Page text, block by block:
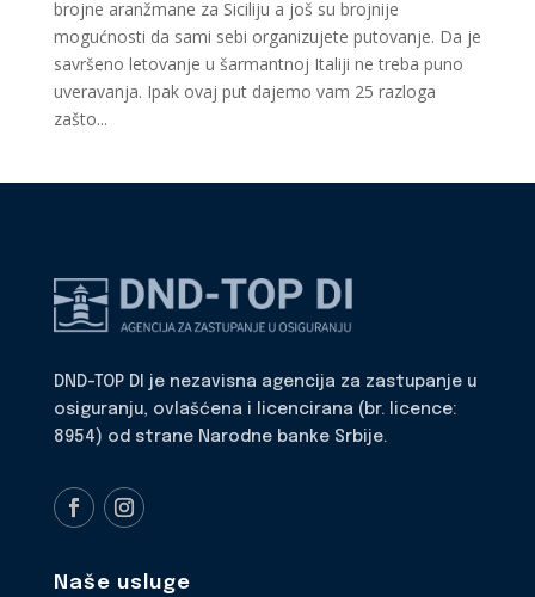
brojne aranžmane za Siciliju a još su brojnije
mogućnosti da sami sebi organizujete putovanje. Da je
savršeno letovanje u šarmantnoj Italiji ne treba puno
uveravanja. Ipak ovaj put dajemo vam 25 razloga
zašto...
DND-TOP DI je nezavisna agencija za zastupanje u
osiguranju, ovlašćena i licencirana (br. licence:
8954) od strane Narodne banke Srbije.
Naše usluge